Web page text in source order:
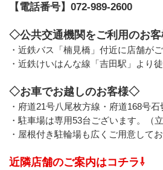
【電話番号】072-989-2600
◇公共交通機関をご利用のお
・近鉄バス「楠見橋」付近に店舗がご
・近鉄けいはんな線「吉田駅」より徒
◇お車でお越しのお客様◇
・府道21号八尾枚方線・府道168号
・駐車場は専用53台ございます。（
・屋根付き駐輪場も広くご用意してお
近隣店舗のご案内はコチラ⇩